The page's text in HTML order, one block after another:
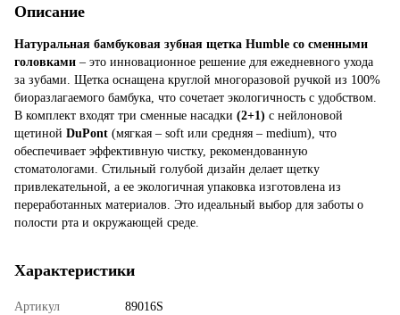
Описание
Натуральная бамбуковая зубная щетка Humble со сменными
головками – это инновационное решение для ежедневного ухода
за зубами. Щетка оснащена круглой многоразовой ручкой из 100%
биоразлагаемого бамбука, что сочетает экологичность с удобством.
В комплект входят три сменные насадки (2+1) с нейлоновой
щетиной DuPont (мягкая – soft или средняя – medium), что
обеспечивает эффективную чистку, рекомендованную
стоматологами. Стильный голубой дизайн делает щетку
привлекательной, а ее экологичная упаковка изготовлена из
переработанных материалов. Это идеальный выбор для заботы о
полости рта и окружающей среде.
Характеристики
Артикул
89016S